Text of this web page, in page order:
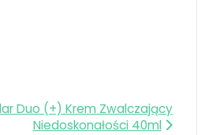
Duo (+) Krem Zwalczający
Niedoskonałości 40ml